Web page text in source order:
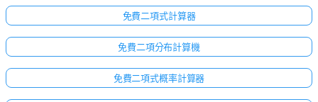
免費二項式計算器
免費二項分布計算機
免費二項式概率計算器